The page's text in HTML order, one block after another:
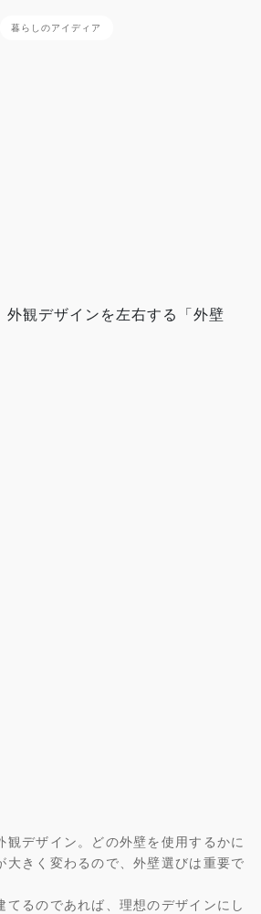
暮らしのアイディア
観デザイン。どの外壁を使用するかに
大きく変わるので、外壁選びは重要で
てるのであれば、理想のデザインにし